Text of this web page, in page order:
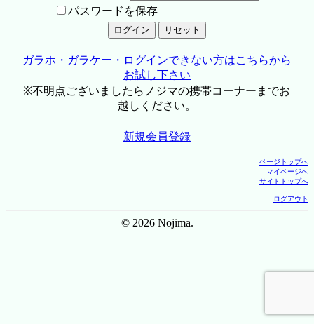
パスワードを保存
ガラホ・ガラケー・ログインできない方はこちらから
お試し下さい
※不明点ございましたらノジマの携帯コーナーまでお
越しください。
新規会員登録
ページトップへ
マイページへ
サイトトップへ
ログアウト
© 2026 Nojima.